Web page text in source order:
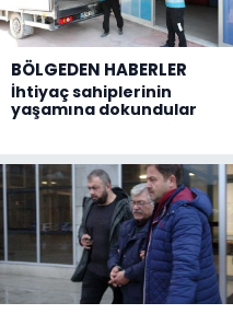
BÖLGEDEN HABERLER
İhtiyaç sahiplerinin
yaşamına dokundular